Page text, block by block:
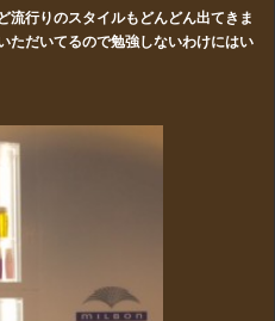
流行りのスタイルもどんどん出てきま
ただいてるので勉強しないわけにはい